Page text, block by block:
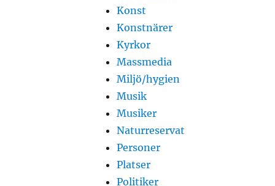
Konst
Konstnärer
Kyrkor
Massmedia
Miljö/hygien
Musik
Musiker
Naturreservat
Personer
Platser
Politiker